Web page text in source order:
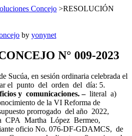
Concejo >RESOLUCIÓN
by yonynet
N° 009-2023
Sucúa, en sesión ordinaria celebrada el
el punto del orden del día: 5.
y comunicaciones. – literal a)
de la VI Reforma de
prorrogado del año 2022,
CPA Martha López Bermeo,
oficio No. 076-DF-GDAMCS, de